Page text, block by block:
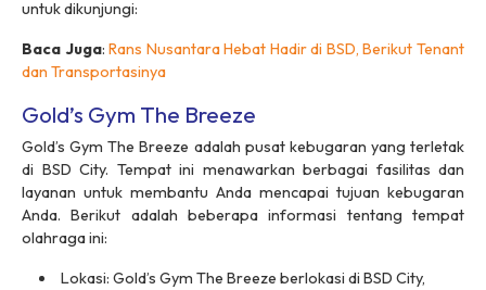
untuk dikunjungi:
Baca Juga:Rans Nusantara Hebat Hadir di BSD, Berikut Tenant
dan Transportasinya
Gold’s Gym The Breeze
Gold’s Gym The Breeze adalah pusat kebugaran yang terletak
di BSD City. Tempat ini menawarkan berbagai fasilitas dan
layanan untuk membantu Anda mencapai tujuan kebugaran
Anda. Berikut adalah beberapa informasi tentang tempat
olahraga ini:
Lokasi: Gold’s Gym The Breeze berlokasi di BSD City,